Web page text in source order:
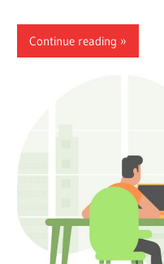
Continue reading